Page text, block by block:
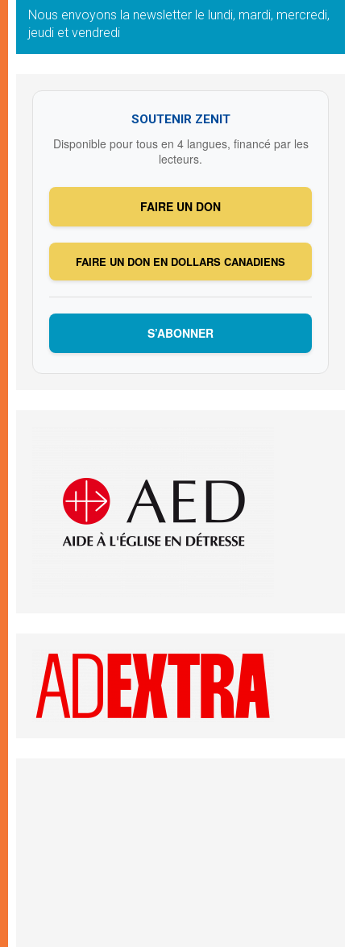
Nous envoyons la newsletter le lundi, mardi, mercredi,
jeudi et vendredi
SOUTENIR ZENIT
Disponible pour tous en 4 langues, financé par les
lecteurs.
FAIRE UN DON
FAIRE UN DON EN DOLLARS CANADIENS
S’ABONNER